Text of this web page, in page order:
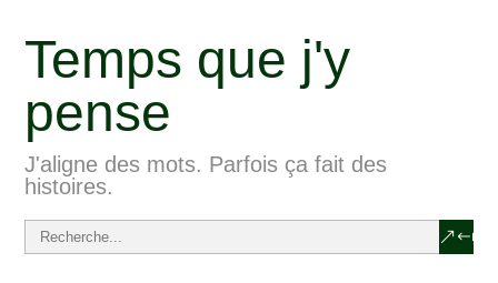
Temps que j'y
pense
J'aligne des mots. Parfois ça fait des
histoires.